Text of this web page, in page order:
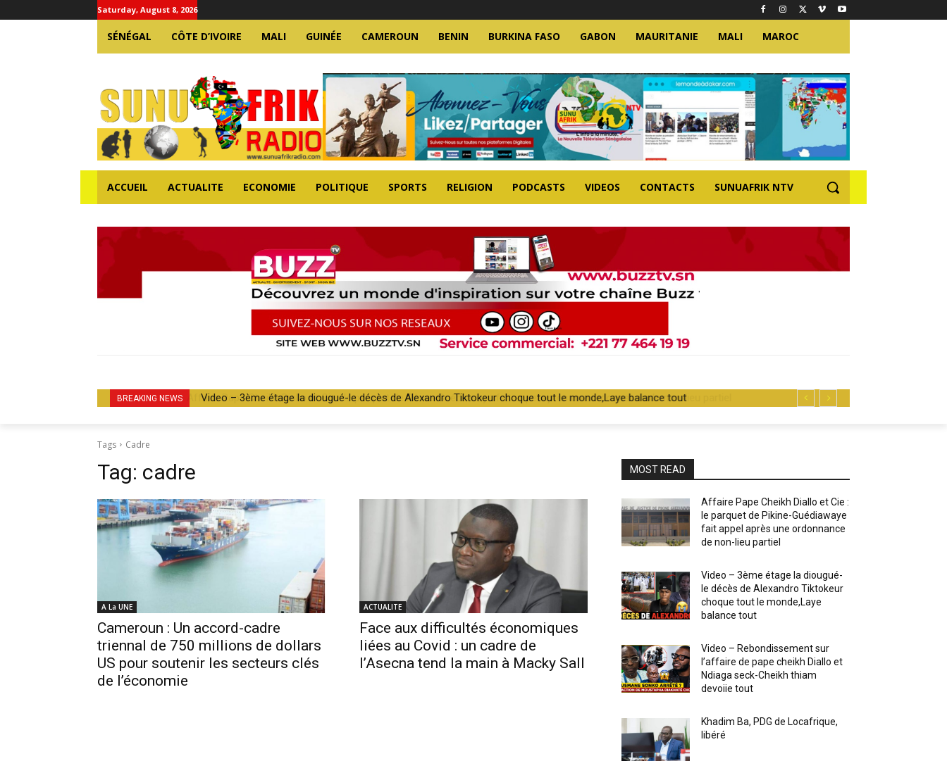
Saturday, August 8, 2026
SÉNÉGAL CÔTE D’IVOIRE MALI GUINÉE CAMEROUN BENIN BURKINA FASO GABON MAURITANIE MALI MAROC
ACCUEIL ACTUALITE ECONOMIE POLITIQUE SPORTS RELIGION PODCASTS VIDEOS CONTACTS SUNUAFRIK NTV
BREAKING NEWS Video – 3ème étage la diougué-le décès de Alexandro Tiktokeur choque tout le monde,Laye balance tout
Tags Cadre
Tag: cadre
A La UNE
Cameroun : Un accord-cadre
triennal de 750 millions de dollars
US pour soutenir les secteurs clés
de l’économie
ACTUALITE
Face aux difficultés économiques
liées au Covid : un cadre de
l’Asecna tend la main à Macky Sall
MOST READ
Affaire Pape Cheikh Diallo et Cie :
le parquet de Pikine-Guédiawaye
fait appel après une ordonnance
de non-lieu partiel
Video – 3ème étage la diougué-
le décès de Alexandro Tiktokeur
choque tout le monde,Laye
balance tout
Video – Rebondissement sur
l’affaire de pape cheikh Diallo et
Ndiaga seck-Cheikh thiam
devoiie tout
Khadim Ba, PDG de Locafrique,
libéré